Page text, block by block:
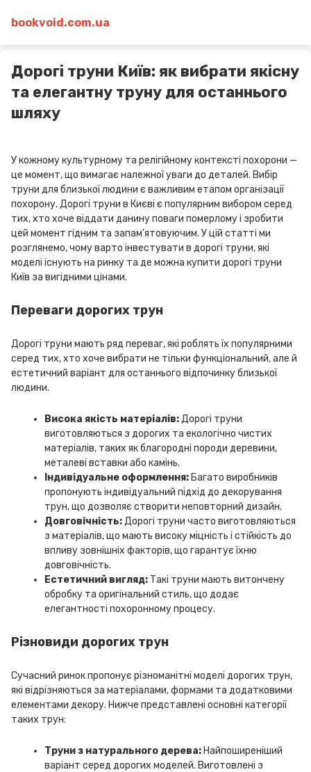
bookvoid.com.ua
Дорогі труни Київ: як вибрати якісну
та елегантну труну для останнього
шляху
У кожному культурному та релігійному контексті похорони —
це момент, що вимагає належної уваги до деталей. Вибір
труни для близької людини є важливим етапом організації
похорону. Дорогі труни в Києві є популярним вибором серед
тих, хто хоче віддати данину поваги померлому і зробити
цей момент гідним та запам'ятовуючим. У цій статті ми
розглянемо, чому варто інвестувати в дорогі труни, які
моделі існують на ринку та де можна купити дорогі труни
Київ за вигідними цінами.
Переваги дорогих трун
Дорогі труни мають ряд переваг, які роблять їх популярними
серед тих, хто хоче вибрати не тільки функціональний, але й
естетичний варіант для останнього відпочинку близької
людини.
Висока якість матеріалів:Дорогі труни
виготовляються з дорогих та екологічно чистих
матеріалів, таких як благородні породи деревини,
металеві вставки або камінь.
Індивідуальне оформлення: Багато виробників
пропонують індивідуальний підхід до декорування
трун, що дозволяє створити неповторний дизайн.
Довговічність:Дорогі труни часто виготовляються
з матеріалів, що мають високу міцність і стійкість до
впливу зовнішніх факторів, що гарантує їхню
довговічність.
Естетичний вигляд: Такі труни мають витончену
обробку та оригінальний стиль, що додає
елегантності похоронному процесу.
Різновиди дорогих трун
Сучасний ринок пропонує різноманітні моделі дорогих трун,
які відрізняються за матеріалами, формами та додатковими
елементами декору. Нижче представлені основні категорії
таких трун:
Труни з натурального дерева: Найпоширеніший
варіант серед дорогих моделей. Виготовлені з